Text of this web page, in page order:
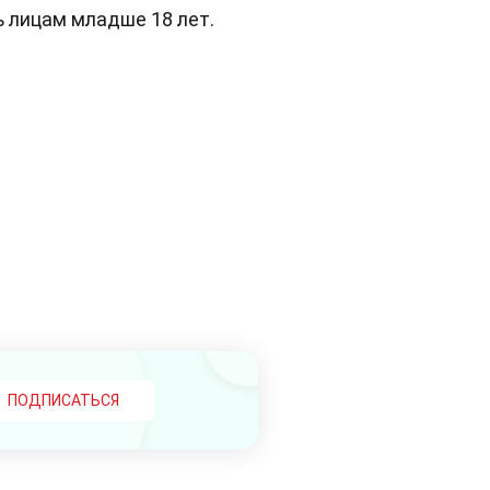
лицам младше 18 лет.
ПОДПИСАТЬСЯ